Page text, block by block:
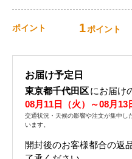
ポイント 1ポイント
お届け予定日
東京都千代田区にお届け
08月11日（火）～08月13
交通状況・天候の影響や注文が集中し
います。
開封後のお客様都合の返